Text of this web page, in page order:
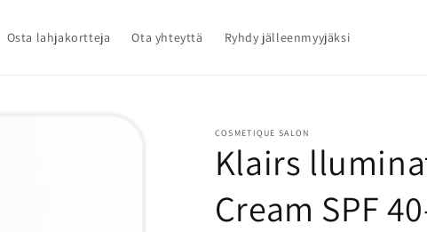
Osta lahjakortteja Ota yhteyttä Ryhdy jälleenmyyjäksi
COSMETIQUE SALON
Klairs
Cream SPF